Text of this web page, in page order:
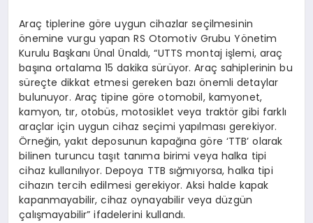
Araç tiplerine göre uygun cihazlar seçilmesinin
önemine vurgu yapan RS Otomotiv Grubu Yönetim
Kurulu Başkanı Ünal Ünaldı, “UTTS montaj işlemi, araç
başına ortalama 15 dakika sürüyor. Araç sahiplerinin bu
süreçte dikkat etmesi gereken bazı önemli detaylar
bulunuyor. Araç tipine göre otomobil, kamyonet,
kamyon, tır, otobüs, motosiklet veya traktör gibi farklı
araçlar için uygun cihaz seçimi yapılması gerekiyor.
Örneğin, yakıt deposunun kapağına göre ‘TTB’ olarak
bilinen turuncu taşıt tanıma birimi veya halka tipi
cihaz kullanılıyor. Depoya TTB sığmıyorsa, halka tipi
cihazın tercih edilmesi gerekiyor. Aksi halde kapak
kapanmayabilir, cihaz oynayabilir veya düzgün
çalışmayabilir” ifadelerini kullandı.